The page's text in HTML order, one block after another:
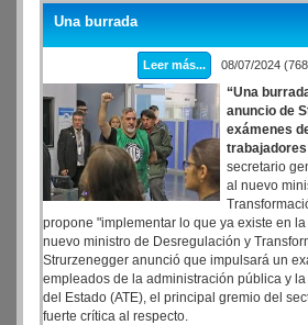
Una burrada
Leer más... 08/07/2024
“Una
anuncio de
exámenes
secretario
al nuevo
propone "implementar lo que ya existe en
nuevo ministro de Desregulación y
Strurzenegger anunció que impulsará un
empleados de la administración pública y
del Estado (ATE), el principal gremio del
fuerte crítica al respecto.